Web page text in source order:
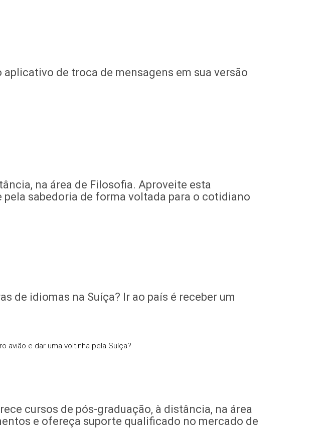
aplicativo de troca de mensagens em sua versão
na área de Filosofia. Aproveite esta
sabedoria de forma voltada para o cotidiano
de idiomas na Suíça? Ir ao país é receber um
avião e dar uma voltinha pela Suíça?
cursos de pós-graduação, à distância, na área
e ofereça suporte qualificado no mercado de